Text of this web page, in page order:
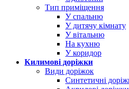
Тип приміщення
У спальню
У дитячу кімнату
У вітальню
На кухню
У коридор
Килимові доріжки
Види доріжок
Синтетичні